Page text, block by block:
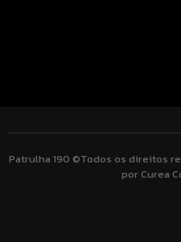
Patrulha 190 ©Todos os
por Curea